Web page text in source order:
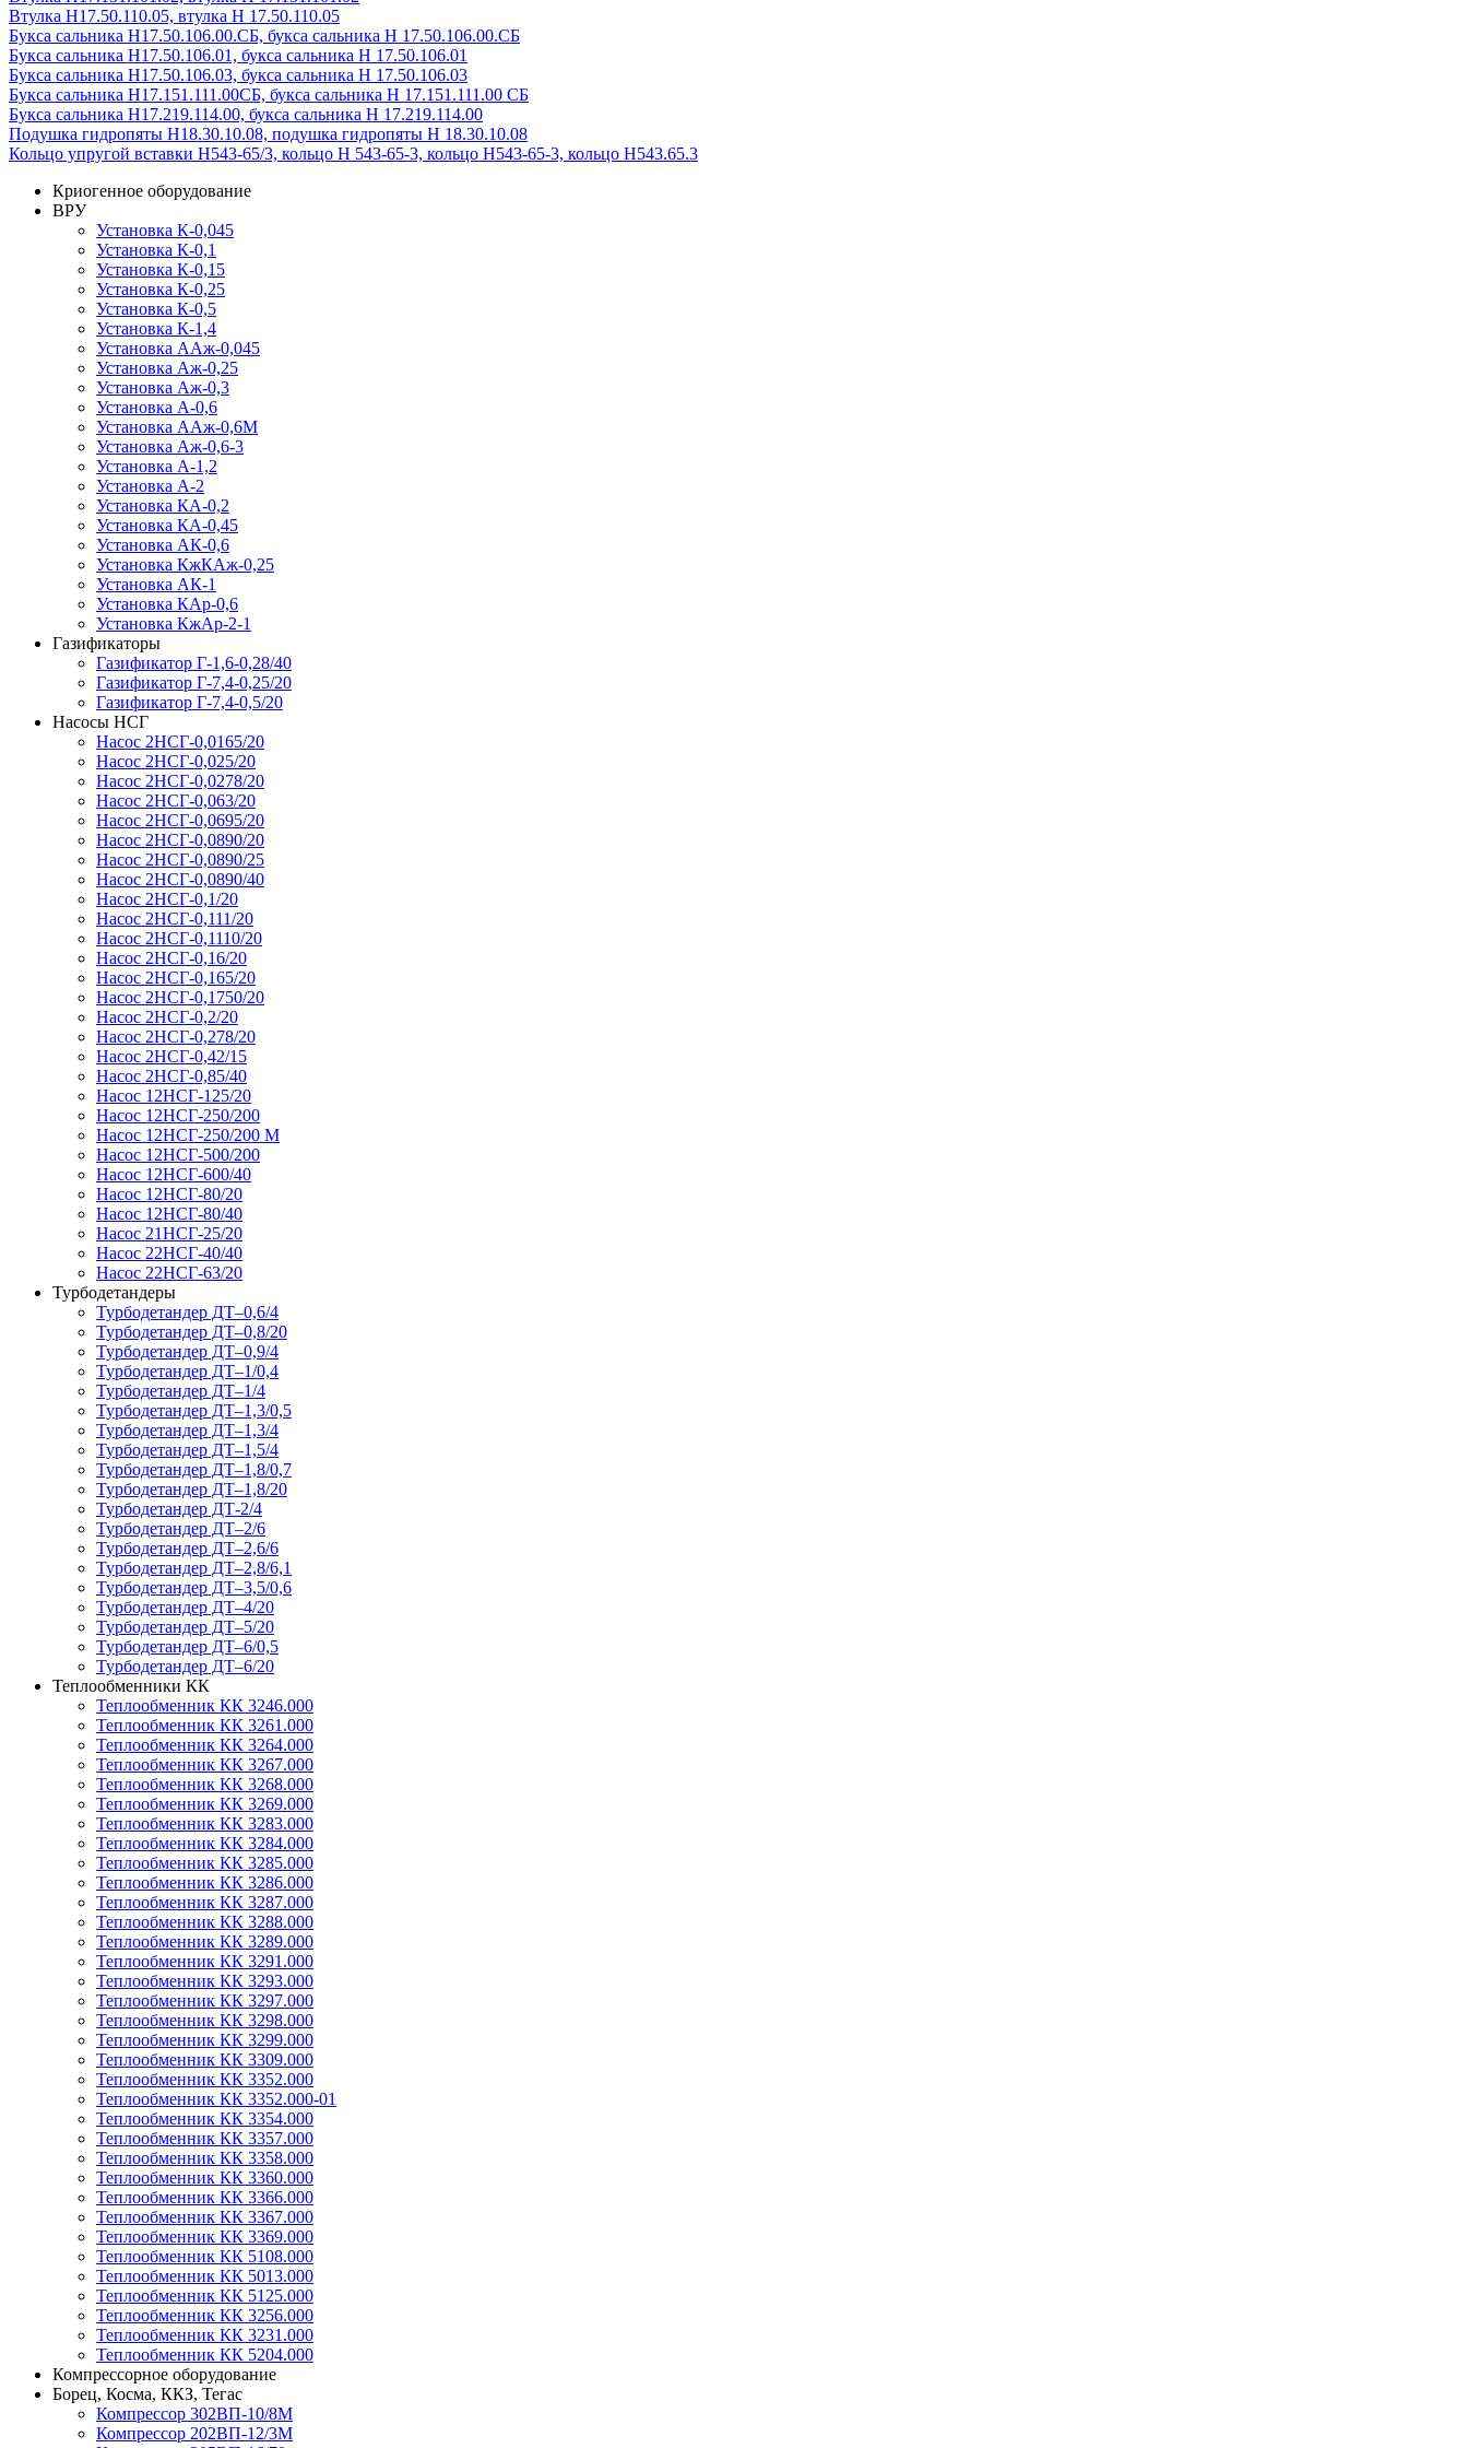
Втулка Н17.50.110.05, втулка Н 17.50.110.05
Букса сальника Н17.50.106.00.СБ, букса сальника Н 17.50.106.00.СБ
Букса сальника Н17.50.106.01, букса сальника Н 17.50.106.01
Букса сальника Н17.50.106.03, букса сальника Н 17.50.106.03
Букса сальника Н17.151.111.00СБ, букса сальника Н 17.151.111.00 СБ
Букса сальника Н17.219.114.00, букса сальника Н 17.219.114.00
Подушка гидропяты Н18.30.10.08, подушка гидропяты Н 18.30.10.08
Кольцо упругой вставки Н543-65/3, кольцо Н 543-65-3, кольцо Н543-65-3, кольцо Н543.65.3
Криогенное оборудование
ВРУ
Установка К-0,045
Установка К-0,1
Установка К-0,15
Установка К-0,25
Установка К-0,5
Установка К-1,4
Установка ААж-0,045
Установка Аж-0,25
Установка Аж-0,3
Установка А-0,6
Установка ААж-0,6М
Установка Аж-0,6-3
Установка А-1,2
Установка А-2
Установка КА-0,2
Установка КА-0,45
Установка АК-0,6
Установка КжКАж-0,25
Установка АК-1
Установка КАр-0,6
Установка КжАр-2-1
Газификаторы
Газификатор Г-1,6-0,28/40
Газификатор Г-7,4-0,25/20
Газификатор Г-7,4-0,5/20
Насосы НСГ
Насос 2НСГ-0,0165/20
Насос 2НСГ-0,025/20
Насос 2НСГ-0,0278/20
Насос 2НСГ-0,063/20
Насос 2НСГ-0,0695/20
Насос 2НСГ-0,0890/20
Насос 2НСГ-0,0890/25
Насос 2НСГ-0,0890/40
Насос 2НСГ-0,1/20
Насос 2НСГ-0,111/20
Насос 2НСГ-0,1110/20
Насос 2НСГ-0,16/20
Насос 2НСГ-0,165/20
Насос 2НСГ-0,1750/20
Насос 2НСГ-0,2/20
Насос 2НСГ-0,278/20
Насос 2НСГ-0,42/15
Насос 2НСГ-0,85/40
Насос 12НСГ-125/20
Насос 12НСГ-250/200
Насос 12НСГ-250/200 М
Насос 12НСГ-500/200
Насос 12НСГ-600/40
Насос 12НСГ-80/20
Насос 12НСГ-80/40
Насос 21НСГ-25/20
Насос 22НСГ-40/40
Насос 22НСГ-63/20
Турбодетандеры
Турбодетандер ДТ–0,6/4
Турбодетандер ДТ–0,8/20
Турбодетандер ДТ–0,9/4
Турбодетандер ДТ–1/0,4
Турбодетандер ДТ–1/4
Турбодетандер ДТ–1,3/0,5
Турбодетандер ДТ–1,3/4
Турбодетандер ДТ–1,5/4
Турбодетандер ДТ–1,8/0,7
Турбодетандер ДТ–1,8/20
Турбодетандер ДТ-2/4
Турбодетандер ДТ–2/6
Турбодетандер ДТ–2,6/6
Турбодетандер ДТ–2,8/6,1
Турбодетандер ДТ–3,5/0,6
Турбодетандер ДТ–4/20
Турбодетандер ДТ–5/20
Турбодетандер ДТ–6/0,5
Турбодетандер ДТ–6/20
Теплообменники КК
Теплообменник КК 3246.000
Теплообменник КК 3261.000
Теплообменник КК 3264.000
Теплообменник КК 3267.000
Теплообменник КК 3268.000
Теплообменник КК 3269.000
Теплообменник КК 3283.000
Теплообменник КК 3284.000
Теплообменник КК 3285.000
Теплообменник КК 3286.000
Теплообменник КК 3287.000
Теплообменник КК 3288.000
Теплообменник КК 3289.000
Теплообменник КК 3291.000
Теплообменник КК 3293.000
Теплообменник КК 3297.000
Теплообменник КК 3298.000
Теплообменник КК 3299.000
Теплообменник КК 3309.000
Теплообменник КК 3352.000
Теплообменник КК 3352.000-01
Теплообменник КК 3354.000
Теплообменник КК 3357.000
Теплообменник КК 3358.000
Теплообменник КК 3360.000
Теплообменник КК 3366.000
Теплообменник КК 3367.000
Теплообменник КК 3369.000
Теплообменник КК 5108.000
Теплообменник КК 5013.000
Теплообменник КК 5125.000
Теплообменник КК 3256.000
Теплообменник КК 3231.000
Теплообменник КК 5204.000
Компрессорное оборудование
Борец, Косма, ККЗ, Тегас
Компрессор 302ВП-10/8М
Компрессор 202ВП-12/3М